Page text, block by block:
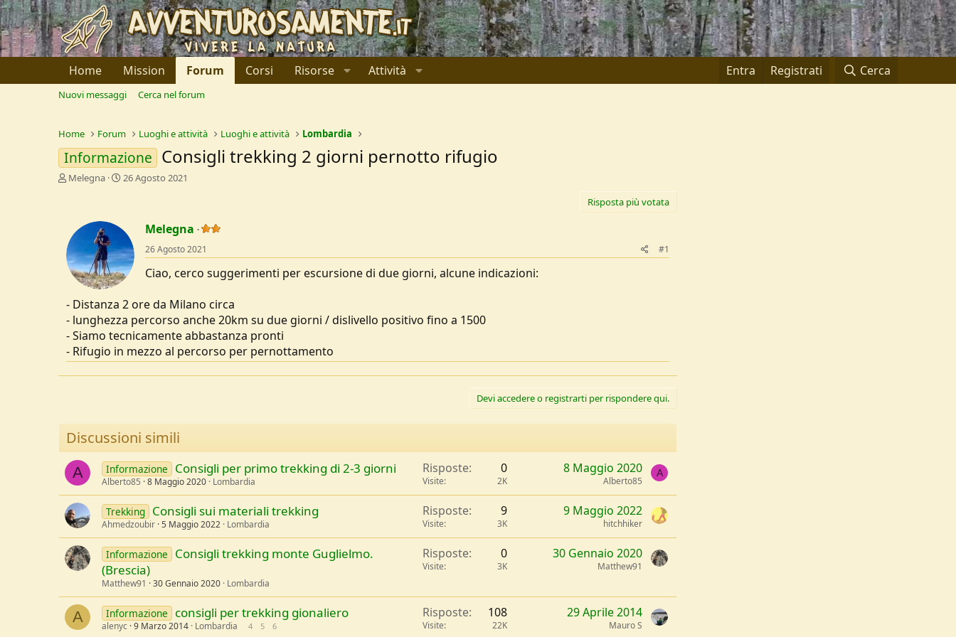
Home Mission Forum Corsi Risorse Attività Entra Registrati Cerca
Nuovi messaggi Cerca nel forum
Home Forum Luoghi e attività Luoghi e attività Lombardia
Informazione Consigli trekking 2 giorni pernotto rifugio
C
o
r
e
D
s
c
s
Melegna
D
d
I
n
i
i
o
26 Agosto 2021
Risposta più votata
Melegna
26 Agosto 2021 #1
Ciao, cerco suggerimenti per escursione di due giorni, alcune indicazioni:
- Distanza 2 ore da Milano circa
- lunghezza percorso anche 20km su due giorni / dislivello positivo fino a 1500
- Siamo tecnicamente abbastanza pronti
- Rifugio in mezzo al percorso per pernottamento
Devi accedere o registrarti per rispondere qui.
Discussioni simili
A Informazione Consigli per primo trekking di 2-3 giorni
Alberto85 8 Maggio 2020 Lombardia
Risposte 0
Visite 2K
8 Maggio 2020
Alberto85
A
Trekking Consigli sui materiali trekking
Ahmedzoubir 5 Maggio 2022 Lombardia
Risposte 9
Visite 3K
9 Maggio 2022
hitchhiker
Informazione
Consigli trekking monte Guglielmo.
(Brescia)
Matthew91 30 Gennaio 2020 Lombardia
Risposte 0
Visite 3K
30 Gennaio 2020
Matthew91
A Informazione consigli per trekking gionaliero
alenyc 9 Marzo 2014 Lombardia 4 5 6
Risposte 108
Visite 22K
29 Aprile 2014
Mauro S